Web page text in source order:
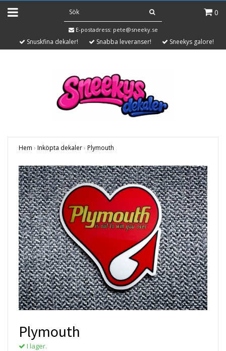
0
E-postadress: pete@sneeky.se
Snuskfina dekaler! Snabba leveranser! Sneekys galore!
Hem › Inköpta dekaler› Plymouth
Plymouth
I lager.